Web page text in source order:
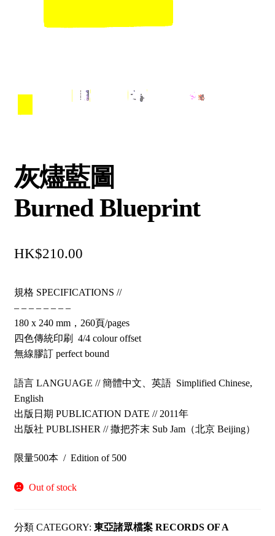
灰燼藍圖
Burned Blueprint
$210.00
規格 SPECIFICATIONS //
– – – – – – – –
180 x 240 mm，260頁/pages
四色傳統印刷 4/4 colour offset
無線膠訂 perfect bound
語言 LANGUAGE // 簡體中文、英語 Simplified Chinese,
English
出版日期 PUBLICATION DATE // 2011年
出版社 PUBLISHER // 撒把芥末 Sub Jam（北京 Beijing）
限量500本 / Edition of 500
Out of stock
CATEGORY: 東亞諸眾檔案 RECORDS OF A